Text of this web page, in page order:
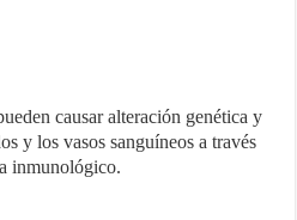
causar alteración genética y
y los vasos sanguíneos a través
inmunológico.